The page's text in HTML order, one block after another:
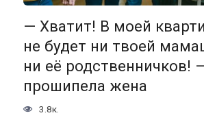
— Хватит! В моей
не будет ни твоей
ни её родственничков!
прошипела жена
3.8к.